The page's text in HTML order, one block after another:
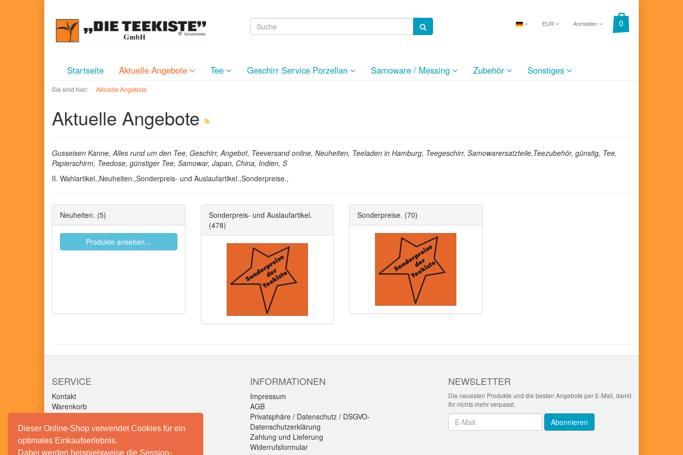
Dieser Online-Shop verwendet Cookies für ein
optimales Einkaufserlebnis.
Dabei werden beispielsweise die Session-
EUR Anmelden
Startseite Aktuelle Angebote Tee Geschirr Service Porzellan Samoware / Messing Zubehör Sonstiges
Sie sind hier: Aktuelle Angebote
Aktuelle Angebote
Gusseisen Kanne, Alles rund um den Tee, Geschirr, Angebot, Teeversand online, Neuheiten, Teeladen in Hamburg, Teegeschirr, Samowarersatzteile,Teezubehör, günstig, Tee,
Papierschirm, Teedose, günstiger Tee, Samowar, Japan, China, Indien, S
II. Wahlartikel.,Neuheiten.,Sonderpreis- und Auslaufartikel.,Sonderpreise.,
Neuheiten. (5)
Produkte ansehen...
Sonderpreis- und Auslaufartikel.
(478)
Sonderpreise. (70)
SERVICE
Kontakt
Warenkorb
Merkzettel
INFORMATIONEN
Impressum
AGB
Privatsphäre / Datenschutz / DSGVO-
Datenschutzerklärung
Zahlung und Lieferung
Widerrufsformular
NEWSLETTER
Die neuesten Produkte und die besten Angebote per E-Mail, damit
Ihr nichts mehr verpasst.
Newsletter Abonnieren